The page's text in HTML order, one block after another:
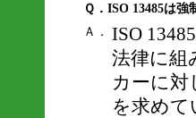
Ｑ．ISO 13485は
Ａ．
ISO
法律に組
カーに対
を求めて